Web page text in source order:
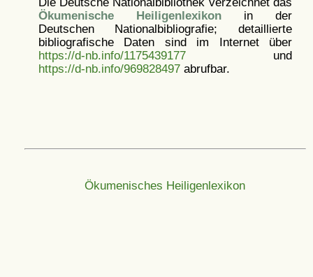
Ökumenische Heiligenlexikonin der
Deutschen Nationalbibliografie; detaillierte
bibliografische Daten sind im Internet über
https://d-nb.info/1175439177und
https://d-nb.info/969828497abrufbar.
Ökumenisches Heiligenlexikon